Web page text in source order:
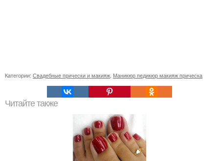
Категории: Свадебные прически и макияж Маникюр педикюр макияж прическа
Читайте также